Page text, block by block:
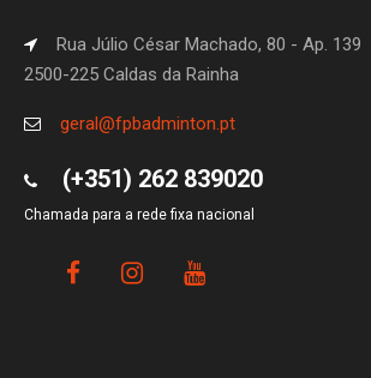
Rua Júlio César Machado, 80 - Ap. 139
2500-225 Caldas da Rainha
geral@fpbadminton.pt
(+351) 262 839020
Chamada para a rede fixa nacional